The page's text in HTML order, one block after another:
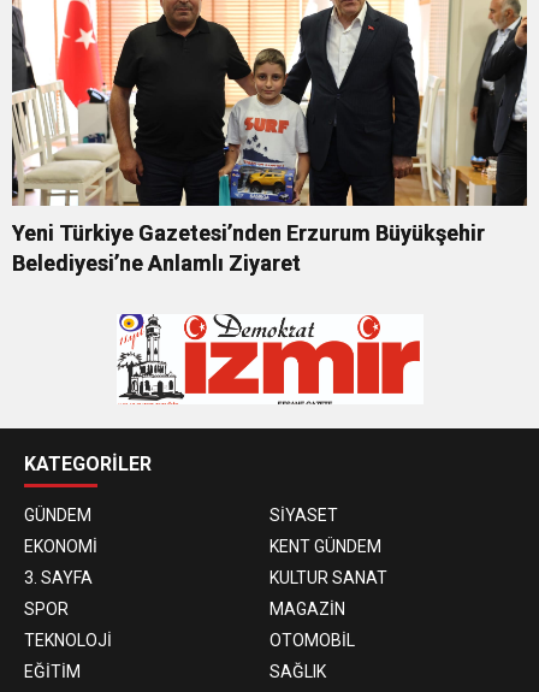
Yeni Türkiye Gazetesi’nden Erzurum Büyükşehir
Belediyesi’ne Anlamlı Ziyaret
KATEGORİLER
GÜNDEM
SİYASET
EKONOMİ
KENT GÜNDEM
3. SAYFA
KULTUR SANAT
SPOR
MAGAZİN
TEKNOLOJİ
OTOMOBİL
EĞİTİM
SAĞLIK